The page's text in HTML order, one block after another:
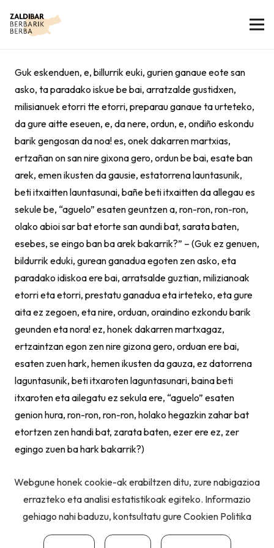
Guk eskenduen, e, billurrik euki, gurien ganaue eote san
asko, ta paradako iskue be bai, arratzalde gustidxen,
milisianuek etorri tte etorri, preparau ganaue ta urteteko,
da gure aitte eseuen, e, da nere, ordun, e, ondiño eskondu
barik gengosan da noa! es, onek dakarren martxias,
ertzañan on san nire gixona gero, ordun be bai, esate ban
arek, emen ikusten da gausie, estatorrena launtasunik,
beti itxaitten launtasunai, bañe beti itxaitten da allegau es
sekule be, “aguelo” esaten geuntzen a, ron-ron, ron-ron,
olako abioi sar bat etorte san aundi bat, sarata baten,
esebes, se eingo ban ba arek bakarrik?” – (Guk ez genuen,
bildurrik eduki, gurean ganadua egoten zen asko, eta
paradako idiskoa ere bai, arratsalde guztian, milizianoak
etorri eta etorri, prestatu ganadua eta irteteko, eta gure
aita ez zegoen, eta nire, orduan, oraindino ezkondu barik
geunden eta nora! ez, honek dakarren martxagaz,
ertzaintzan egon zen nire gizona gero, orduan ere bai,
esaten zuen hark, hemen ikusten da gauza, ez datorrena
laguntasunik, beti itxaroten laguntasunari, baina beti
itxaroten eta ailegatu ez sekula ere, “aguelo” esaten
genion hura, ron-ron, ron-ron, holako hegazkin zahar bat
etortzen zen handi bat, zarata baten, ezer ere ez, zer
egingo zuen ba hark bakarrik?)
Webgune honek cookie-ak erabiltzen ditu, zure nabigazioa
errazteko eta analisi estatistikoak egiteko. Informazio
gehiago nahi baduzu, kontsultatu gureCookien Politika